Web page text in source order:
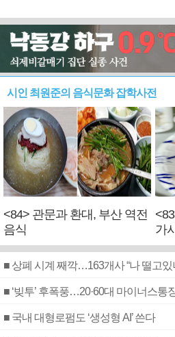
시인 최원준의 음식문화 잡학사전
<84> 관문과 환대, 부산 역전
음식
가
■ 상폐 시계 째깍…163개사 “나 떨고있
■ ‘빚투’ 후폭풍…20·60대 마이너스통
■ 국내 대형로펌도 ‘생성형 AI’ 쓴다